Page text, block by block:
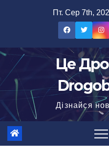
Пт. Сер 7th,
Це Дро
Дізнайся